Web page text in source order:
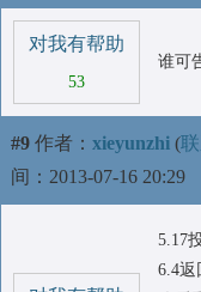
对我有帮助
53
谁可
#9 作者： xieyunzhi (
间：2013-07-16 20:29
5.17
6.4